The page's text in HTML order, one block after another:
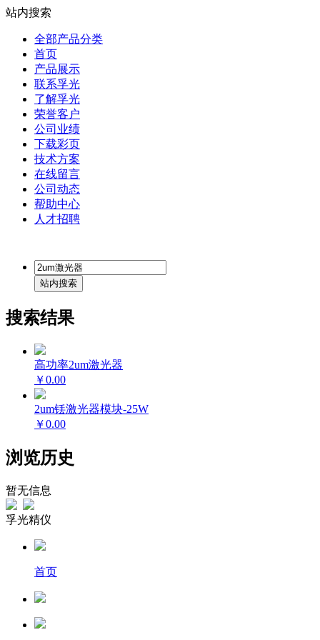
站内搜索
全部产品分类
首页
产品展示
联系孚光
了解孚光
荣誉客户
公司业绩
下载彩页
技术方案
在线留言
公司动态
帮助中心
人才招聘
搜索结果
高功率2um激光器
￥0.00
2um铥激光器模块-25W
￥0.00
浏览历史
暂无信息
孚光精仪
首页